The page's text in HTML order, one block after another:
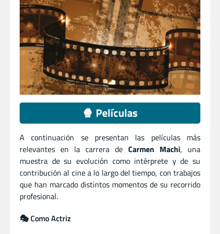
🍿 Películas
A continuación se presentan las películas más
relevantes en la carrera de Carmen Machi, una
muestra de su evolución como intérprete y de su
contribución al cine a lo largo del tiempo, con trabajos
que han marcado distintos momentos de su recorrido
profesional.
🎭 Como Actriz